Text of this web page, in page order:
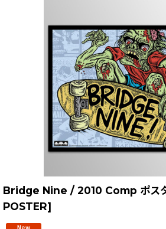
Bridge Nine / 2010 Comp ポス
POSTER]